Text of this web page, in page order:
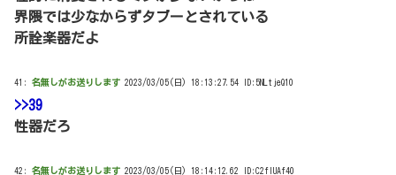
界隈では少なからずタブーとされている
所詮楽器だよ
41: 名無しがお送りします 2023/03/05(日) 18:13:27.54 ID:5NLtjeQ10
>>39
性器だろ
42: 名無しがお送りします 2023/03/05(日) 18:14:12.62 ID:C2fIUAf40